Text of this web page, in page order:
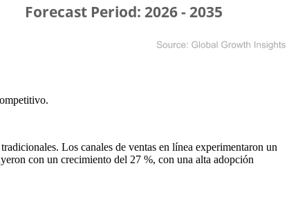
.
Los canales de ventas en línea experimentaron un
con un crecimiento del 27 %, con una alta adopción